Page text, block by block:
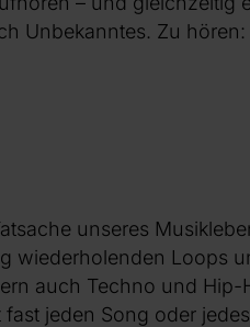
Unbekanntes. Zu
unseres
wiederholenden Loops
auch Techno und Hip-
jeden Song oder